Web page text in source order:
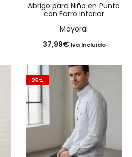
Abrigo para Niño en Punto
con Forro Interior
Mayoral
37,99€ Iva Incluido
25%